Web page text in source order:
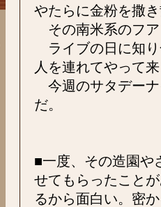
やたらに金粉を撒
その南米系のフア
ライブの日に知り
人を連れてやって
今週のサタデーナ
だ。
■一度、その造園や
せてもらったこと
るから面白い。密